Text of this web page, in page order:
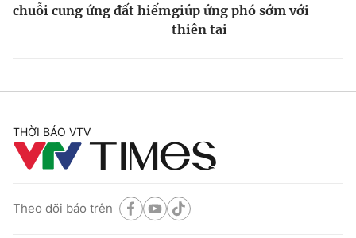
chuỗi cung ứng đất hiếmgiúp ứng phó sớm với
thiên tai
THỜI BÁO VTV
Theo dõi báo trên